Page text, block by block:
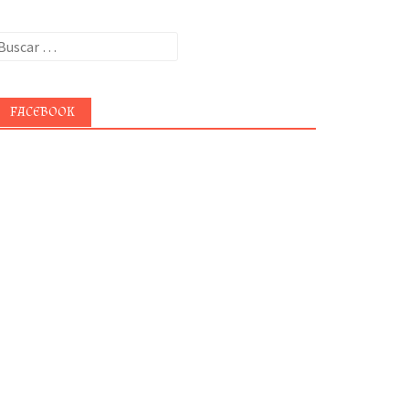
FACEBOOK